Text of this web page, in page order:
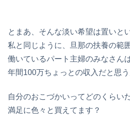
とまあ、そんな淡い希望は置いとい
私と同じように、旦那の扶養の範
働いているパート主婦のみなさん
年間100万ちょっとの収入だと思う
自分のおこづかいってどのくらい
満足に色々と買えてます？